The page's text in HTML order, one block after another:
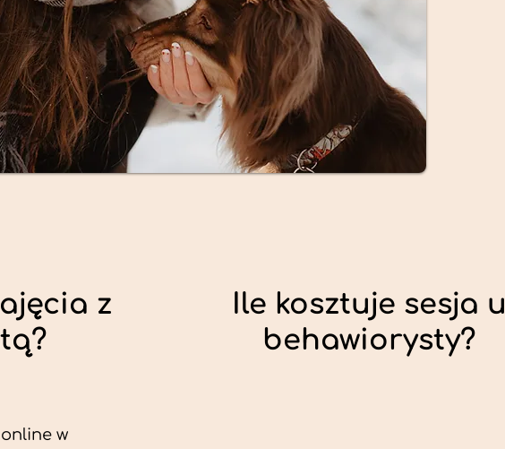
z
w
Ile kosztuje sesja u
behawiorysty?